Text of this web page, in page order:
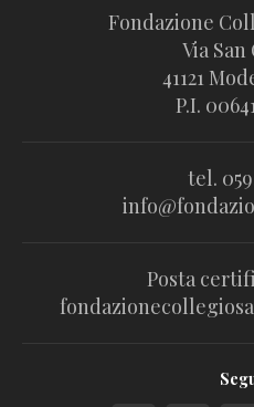
Fondazione
Via San
41121
P.I.
tel.
Posta